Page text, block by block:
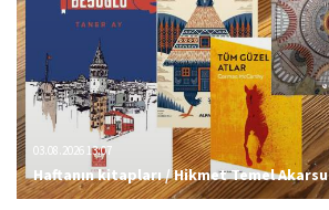
03.08.2026 13:07
Haftanın kitapları / Hikmet Temel Akarsu